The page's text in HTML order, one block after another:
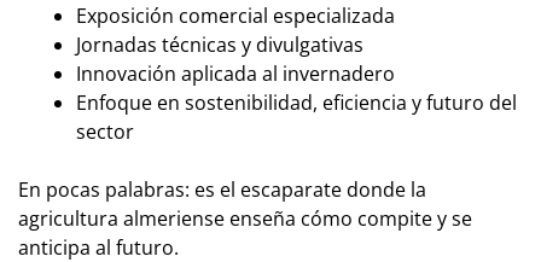
Exposición comercial especializada
Jornadas técnicas y divulgativas
Innovación aplicada al invernadero
Enfoque en sostenibilidad, eficiencia y futuro del
sector
En pocas palabras: es el escaparate donde la
agricultura almeriense enseña cómo compite y se
anticipa al futuro.